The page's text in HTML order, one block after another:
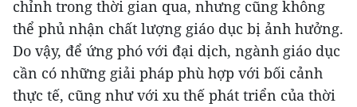
chỉnh trong thời gian qua, nhưng cũng không
thể phủ nhận chất lượng giáo dục bị ảnh hưởng.
Do vậy, để ứng phó với đại dịch, ngành giáo dục
cần có những giải pháp phù hợp với bối cảnh
thực tế, cũng như với xu thế phát triển của thời